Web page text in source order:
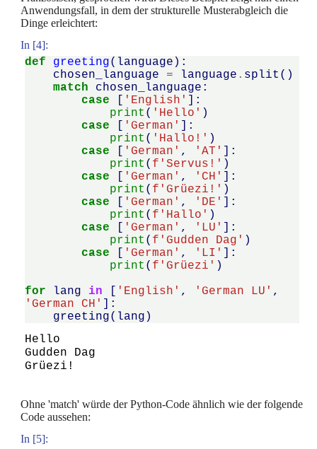
Anwendungsfall, in dem der strukturelle Musterabgleich die
Dinge erleichtert:
In [4]:
def greeting( language ):
chosen_language
= language . split ()
match
chosen_language :
case
'English'
]:
print ( 'Hello' )
case
'German'
]:
print ( 'Hallo!' )
case
'German' , 'AT'
]:
print ( f 'Servus!' )
case
'German' , 'CH'
]:
print ( f 'Grüezi!' )
case
'German' , 'DE'
]:
print ( f 'Hallo' )
case
'German' , 'LU'
]:
print ( f 'Gudden Dag' )
case
'German' , 'LI'
]:
print ( f 'Grüezi' )
for
lang in 'English' , 'German LU' ,
'German CH'
]:
greeting( lang )
Hello
Gudden Dag
Ohne 'match' würde der Python-Code ähnlich wie der folgende
Code aussehen:
In [5]: